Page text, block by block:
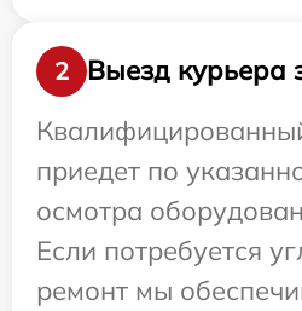
2
Выезд курьера
приедет по
осмотра
Если потребуется
ремонт мы